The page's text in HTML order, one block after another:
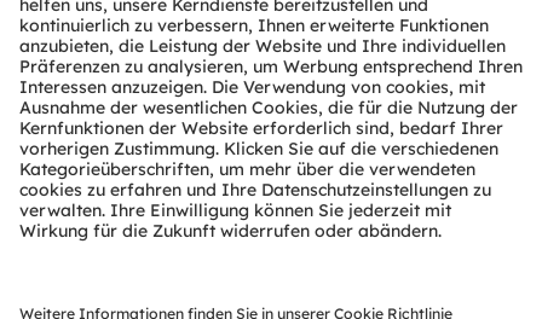
Partner Netzwerk
Whistleblowing
© 2026 ams-OSRAM AG. All rights reserved.
Datenschutzerklärung Nutzungsbedingungen
Terms of Trade